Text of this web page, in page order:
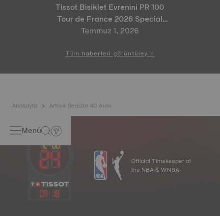
Tissot Bisiklet Evrenini PR 100
Tour de France 2026 Special
Temmuz 1, 2026
Tüm haberleri görüntüleyin
Anasayfa Article Seastar 40 Auto
Menü
09: 18
Official Timekeeper of
the NBA & WNBA